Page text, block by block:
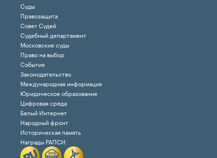
Суды
Правозащита
Совет Судей
Судебный департамент
Московские суды
Право на выбор
События
Законодательство
Международная информация
Юридическое образование
Цифровая среда
Белый Интернет
Народный фронт
Историческая память
Награды РАПСИ: